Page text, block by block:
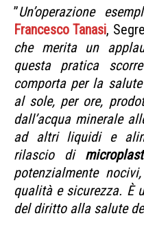
”Un’operazione
Francesco Tanasi,
che merita un
questa pratica
comporta per la
al sole, per ore,
dall’acqua minerale
ad altri liquidi e
rilascio di
potenzialmente
qualità e sicurezza. È
del diritto alla salute